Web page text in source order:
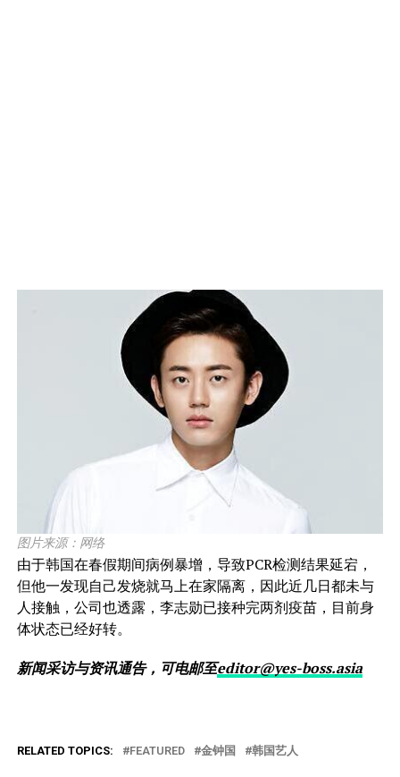
图片来源：网络
由于韩国在春假期间病例暴增，导致PCR检测结果延宕，
但他一发现自己发烧就马上在家隔离，因此近几日都未与
人接触，公司也透露，李志勋已接种完两剂疫苗，目前身
体状态已经好转。
新闻采访与资讯通告，可电邮至editor@yes-boss.asia
RELATED TOPICS: FEATURED 金钟国 韩国艺人